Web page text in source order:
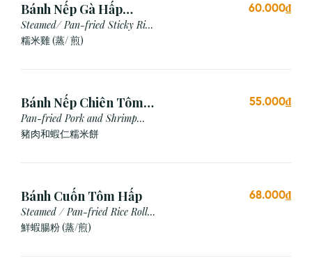
Bánh Nếp Gà Hấp
/Chiên (2 cái)
Steamed/ Pan-fried Sticky Rice
Chicken
糯米雞 (蒸/ 煎)
60.000₫
Bánh Nếp Chiên Tôm
Thịt (3 Cái)
Pan-fried Pork and Shrimp
Glutinous Rice Cake
豬肉和蝦仁糯米餅
55.000₫
Bánh Cuốn Tôm Hấp
Steamed / Pan-fried Rice Roll
with Shrimp
鮮蝦腸粉 (蒸/煎)
68.000₫